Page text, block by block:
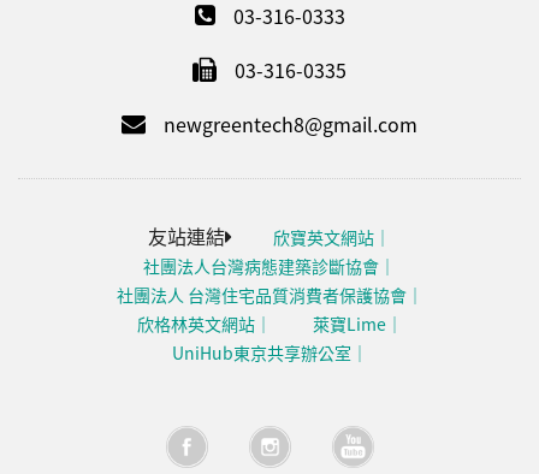
03-316-0333
03-316-0335
newgreentech8@gmail.com
友站連結
欣寶英文網站
社團法人台灣病態建築診斷協會
社團法人 台灣住宅品質消費者保護協會
欣格林英文網站
萊寶Lime
UniHub東京共享辦公室